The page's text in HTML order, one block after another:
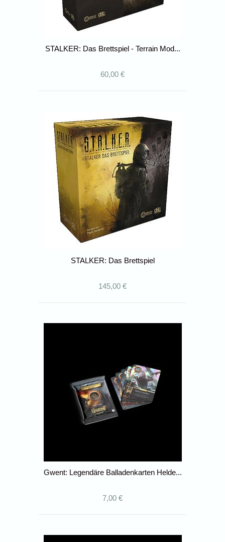
STALKER: Das Brettspiel - Terrain Mod...
60,00 €
STALKER: Das Brettspiel
145,00 €
Gwent: Legendäre Balladenkarten Helde...
7,00 €